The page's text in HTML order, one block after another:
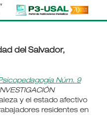
del Salvador,
Núm. 9
y el estado afectivo
residentes en